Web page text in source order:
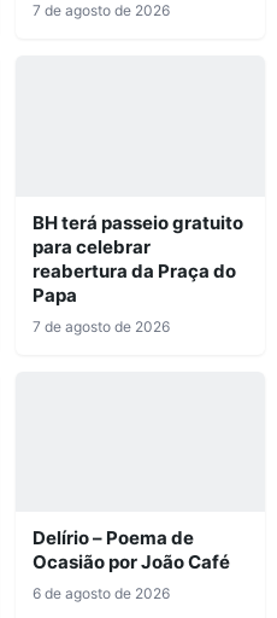
7 de agosto de 2026
BH terá passeio gratuito
para celebrar
reabertura da Praça do
Papa
7 de agosto de 2026
Delírio – Poema de
Ocasião por João Café
6 de agosto de 2026